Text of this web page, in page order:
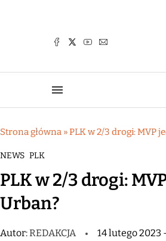
Strona główna »PLK w 2/3 drogi: MVP
NEWS PLK
PLK w 2/3 drogi:
Urban?
Autor:REDAKCJA 14 lutego 2023